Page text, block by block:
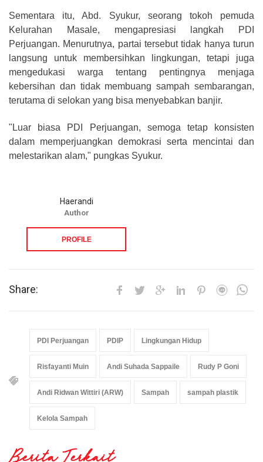
Sementara itu, Abd. Syukur, seorang tokoh pemuda
Kelurahan Masale, mengapresiasi langkah PDI
Perjuangan. Menurutnya, partai tersebut tidak hanya turun
langsung untuk membersihkan lingkungan, tetapi juga
mengedukasi warga tentang pentingnya menjaga
kebersihan dan tidak membuang sampah sembarangan,
terutama di selokan yang bisa menyebabkan banjir.
"Luar biasa PDI Perjuangan, semoga tetap konsisten
dalam memperjuangkan demokrasi serta mencintai dan
melestarikan alam," pungkas Syukur.
Haerandi
Author
PROFILE
Share:
PDI Perjuangan PDIP Lingkungan Hidup
Risfayanti Muin Andi Suhada Sappaile Rudy P Goni
Andi Ridwan Wittiri (ARW) Sampah sampah plastik
Kelola Sampah